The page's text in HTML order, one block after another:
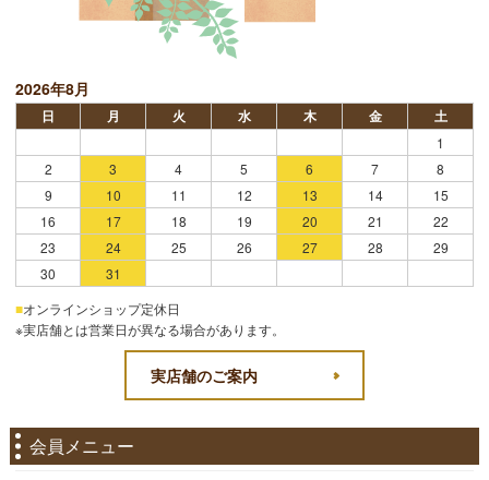
2026年8月
日 月 火 水 木 金 土
1
2
3 4 5 6 7
8
9
10 11 12 13 14
15
16
17 18 19 20 21
22
23
24 25 26 27 28
29
30
31
■オンラインショップ定休日
※実店舗とは営業日が異なる場合があります。
実店舗のご案内
会員メニュー